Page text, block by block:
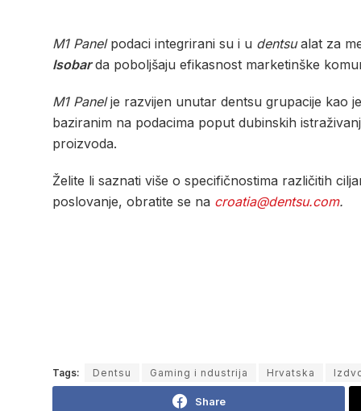
M1 Panelpodaci integrirani su i u dentsualat za
Isobarda poboljšaju efikasnost marketinške
M1 Panelje razvijen unutar dentsu grupacije kao
baziranim na podacima poput dubinskih
proizvoda.
Želite li saznati više o specifičnostima različitih
poslovanje, obratite se na croatia@dentsu.com.
Tags: Dentsu Gaming i ndustrija Hrvatska
Share